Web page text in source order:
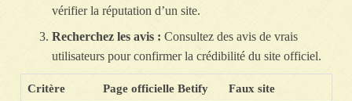
vérifier la réputation d’un site.
Recherchez les avis : Consultez des avis de vrais
utilisateurs pour confirmer la crédibilité du site officiel.
Critère Page officielle Betify Faux site